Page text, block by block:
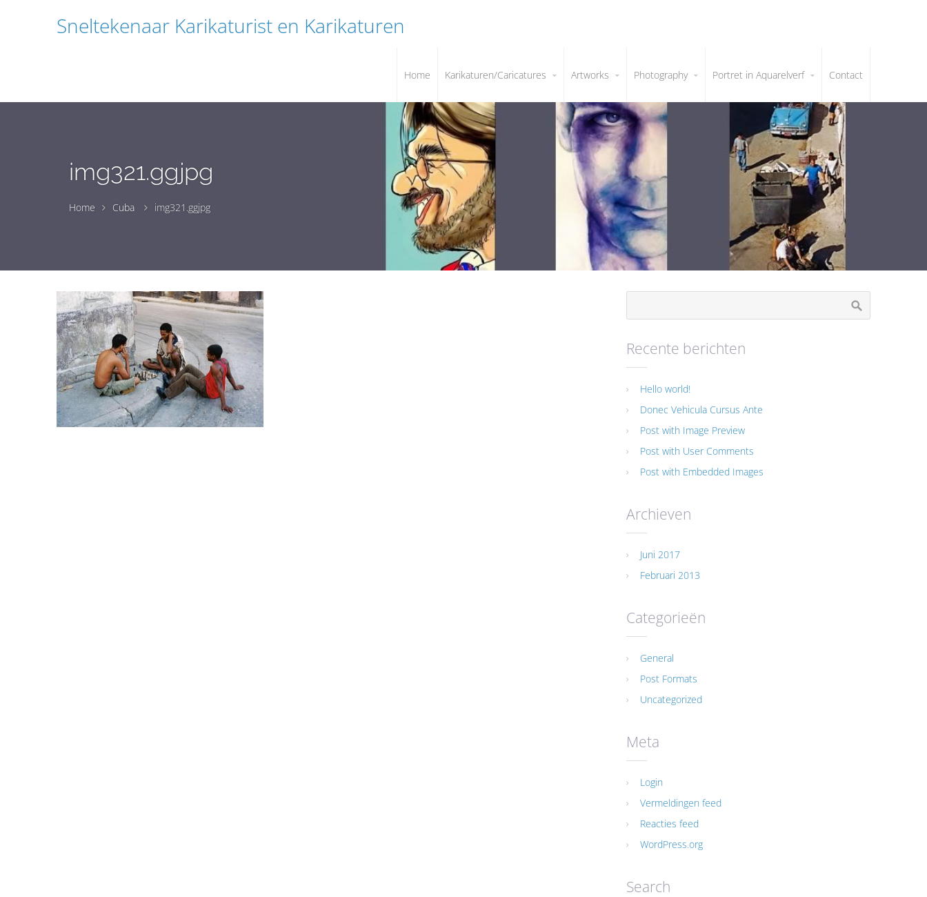
Sneltekenaar Karikaturist en Karikaturen
Home Karikaturen/Caricatures Artworks Photography Portret in Aquarelverf Contact
img321.ggjpg
Home Cuba img321.ggjpg
Recente berichten
Hello world!
Donec Vehicula Cursus Ante
Post with Image Preview
Post with User Comments
Post with Embedded Images
Archieven
Juni 2017
Februari 2013
Categorieën
General
Post Formats
Uncategorized
Meta
Login
Vermeldingen feed
Reacties feed
WordPress.org
Search